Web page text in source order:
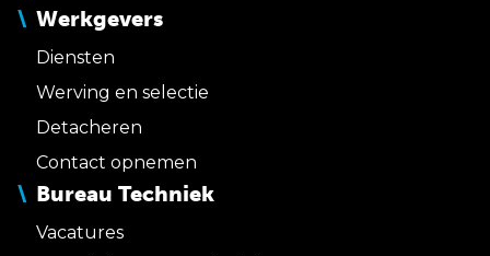
Werkgevers
Diensten
Werving en selectie
Detacheren
Contact opnemen
Bureau Techniek
Vacatures